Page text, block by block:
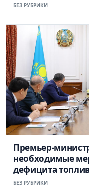
БЕЗ РУБРИКИ
Премьер-
необходимые
дефицита
БЕЗ РУБРИКИ